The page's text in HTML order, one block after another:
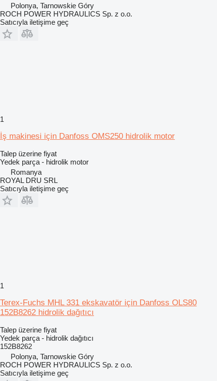
Polonya, Tarnowskie Góry
ROCH POWER HYDRAULICS Sp. z o.o.
Satıcıyla iletişime geç
1
İş makinesi için Danfoss OMS250 hidrolik motor
Talep üzerine fiyat
Yedek parça - hidrolik motor
Romanya
ROYAL DRU SRL
Satıcıyla iletişime geç
1
Terex-Fuchs MHL 331 ekskavatör için Danfoss OLS80
152B8262 hidrolik dağıtıcı
Talep üzerine fiyat
Yedek parça - hidrolik dağıtıcı
152B8262
Polonya, Tarnowskie Góry
ROCH POWER HYDRAULICS Sp. z o.o.
Satıcıyla iletişime geç